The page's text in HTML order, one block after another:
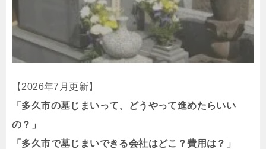
【2026年7月更新】
「多久市の墓じまいって、どうやって進めたらいい
の？」
「多久市で墓じまいできる会社はどこ？費用は？」